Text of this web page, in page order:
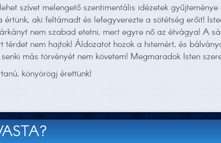
szívet melengető szentimentális idézetek
értünk, aki feltámadt és lefegyverezte a sötétség erőit!
nem szabad etetni, mert egyre nő az étvágya! A
térdet nem hajtok! Áldozatot hozok a hitemért, és
más törvényét nem követem! Megmaradok Isten
könyörögj érettünk!